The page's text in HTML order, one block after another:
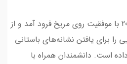
مریخ نورد استقامت سال 2021 با موفقیت روی مریخ فرود آمد و از
را برای یافتن نشانه‌های باستانی
است. دانشمندان همراه با